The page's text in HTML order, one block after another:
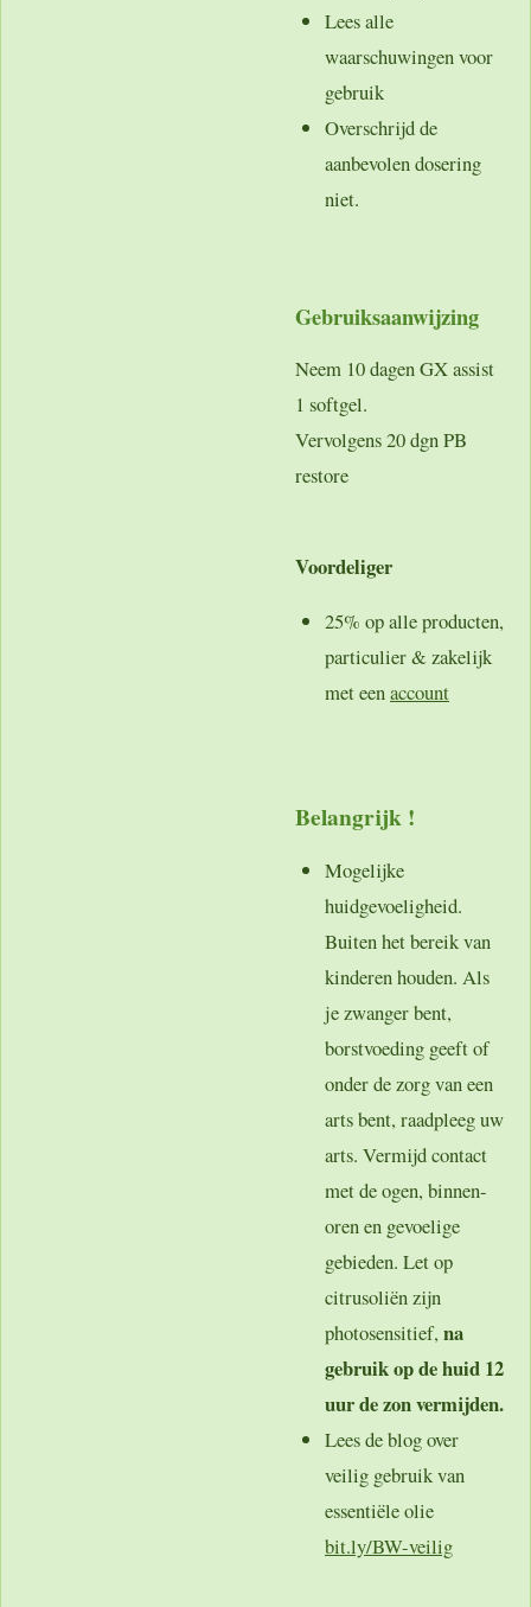
Lees alle
waarschuwingen voor
gebruik
Overschrijd de
aanbevolen dosering
niet.
Gebruiksaanwijzing
Neem 10 dagen GX assist
1 softgel.
Vervolgens 20 dgn PB
restore
Voordeliger
25% op alle producten,
particulier & zakelijk
met eenaccount
Belangrijk !
Mogelijke
huidgevoeligheid.
Buiten het bereik van
kinderen houden. Als
je zwanger bent,
borstvoeding geeft of
onder de zorg van een
arts bent, raadpleeg uw
arts. Vermijd contact
met de ogen, binnen-
oren en gevoelige
gebieden. Let op
citrusoliën zijn
photosensitief, na
gebruik op de huid 12
uur de zon vermijden.
Lees de blog over
veilig gebruik van
essentiële olie
bit.ly/BW-veilig